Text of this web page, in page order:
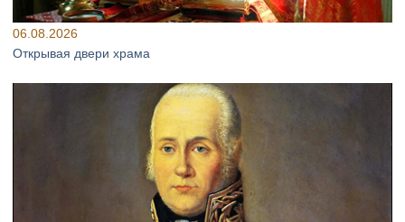
06.08.2026
Открывая двери храма